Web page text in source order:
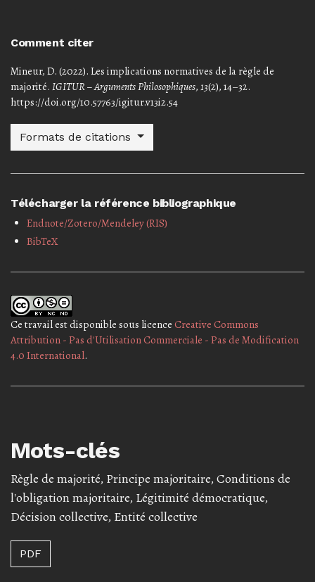
Comment citer
Mineur, D. (2022). Les implications normatives de la règle de
majorité. IGITUR – Arguments Philosophiques, 13(2), 14–32.
https://doi.org/10.57763/igitur.v13i2.54
Formats de citations
Télécharger la référence bibliographique
Endnote/Zotero/Mendeley (RIS)
BibTeX
Ce travail est disponible sous licence Creative Commons
Attribution - Pas d'Utilisation Commerciale - Pas de Modification
4.0 International.
Mots-clés
Règle de majorité, Principe majoritaire, Conditions de
l'obligation majoritaire, Légitimité démocratique,
Décision collective, Entité collective
PDF